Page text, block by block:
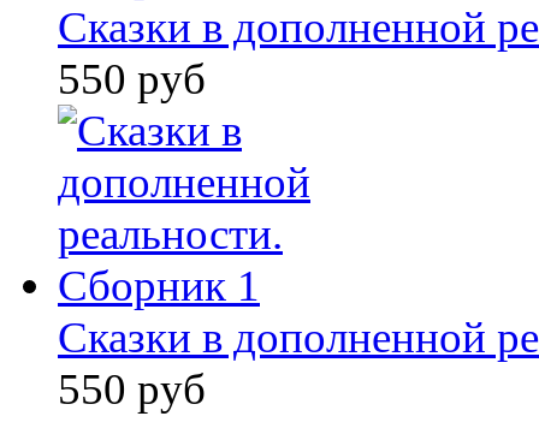
Сказки в дополненной
550 руб
Сказки в дополненной
550 руб